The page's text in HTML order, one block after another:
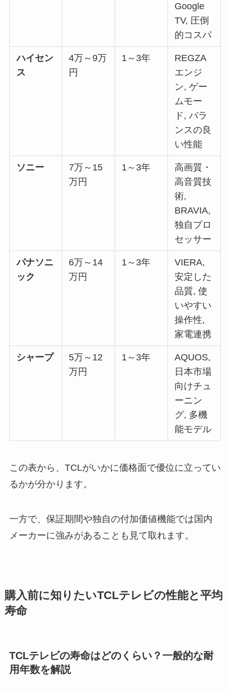
Google
TV, 圧倒
的コスパ
ハイセン
ス
4万～9万
円
1～3年
REGZA
エンジ
ン, ゲー
ムモー
ド, バラ
ンスの良
い性能
ソニー
7万～15
万円
1～3年
高画質・
高音質技
術,
BRAVIA,
独自プロ
セッサー
パナソニ
ック
6万～14
万円
1～3年
VIERA,
安定した
品質, 使
いやすい
操作性,
家電連携
シャープ
5万～12
万円
1～3年
AQUOS,
日本市場
向けチュ
ーニン
グ, 多機
能モデル
この表から、TCLがいかに価格面で優位に立ってい
るかが分かります。
一方で、保証期間や独自の付加価値機能では国内
メーカーに強みがあることも見て取れます。
購入前に知りたいTCLテレビの性能と平均
寿命
TCLテレビの寿命はどのくらい？一般的な耐
用年数を解説